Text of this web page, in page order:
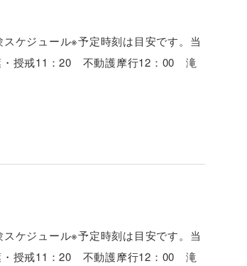
ケジュール※予定時刻は目安です。当
・授戒11：20 不動護摩行12：00 滝
ケジュール※予定時刻は目安です。当
・授戒11：20 不動護摩行12：00 滝